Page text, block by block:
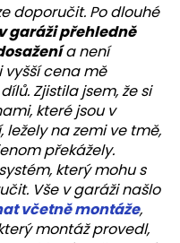
doporučit. Po dlouhé
garáži přehledně
a není
vyšší cena mě
Zjistila jsem, že si
které jsou v
ležely na zemi ve tmě,
překážely.
který mohu s
Vše v garáži našlo
včetně montáže,
montáž provedl,